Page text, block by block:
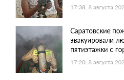
17:38, 8 августа
Саратовские
эвакуировали
пятиэтажки с
17:20, 8 августа